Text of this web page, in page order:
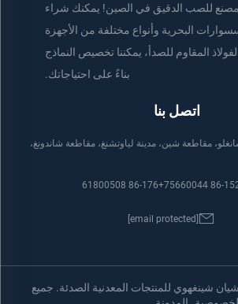
للصب الدقيق في الصين! يمكنك شراء
البحرية وأنواع مختلفة من الأجهزة
المقاوم للصدأ، يمكننا تخصيص النماذج
بناءً على احتياجاتك.
اتصل بنا
مقاطعة شين، مدينة لياوتشنغ، مقاطعة شاندونغ،
+86-176 61800508
شينغهوي للمنتجات المعدنية الصدئة. جميع